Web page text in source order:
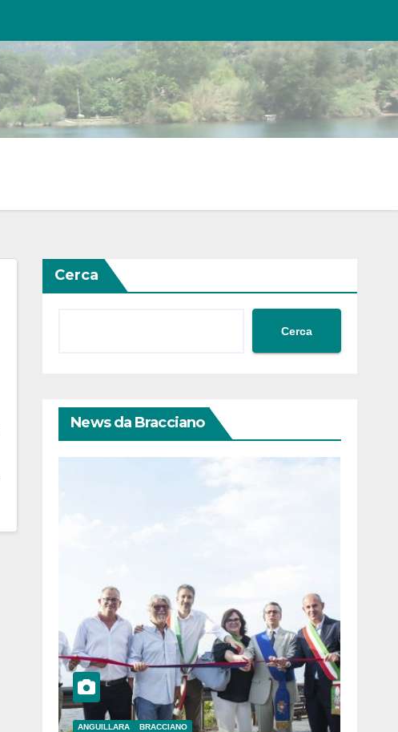
Cerca
Cerca
News da Bracciano
ANGUILLARA
BRACCIANO